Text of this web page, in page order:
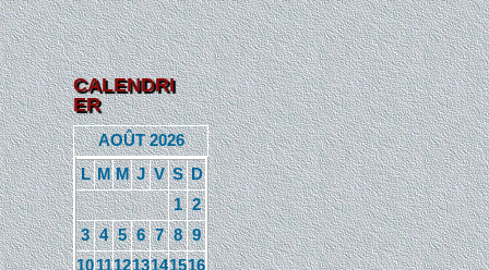
CALENDRI
ER
AOÛT 2026
L M M J V S D
1 2
3 4 5 6 7 8 9
10111213141516